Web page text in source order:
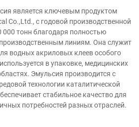
является ключевым продуктом
Co.,Ltd., с годовой производственной
тонн благодаря полностью
линиям. Она служит
водных акриловых клеев особого
в упаковке, медицинских
Эмульсия производится с
технологии каталитической
стабильное качество для
потребностей разных отраслей.